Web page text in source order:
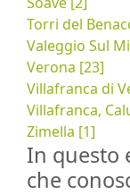
Torri del
Valeggio Sul
Verona [23]
Villafranca di
Villafranca,
Zimella [1]
In questo
che